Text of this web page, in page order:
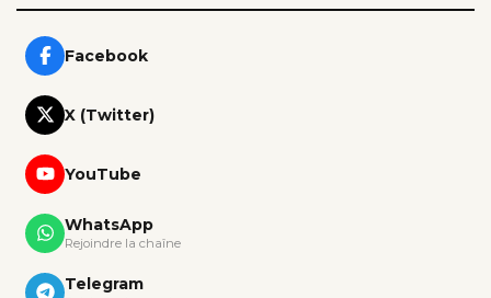
Facebook
X (Twitter)
YouTube
WhatsApp
Rejoindre la chaîne
Telegram